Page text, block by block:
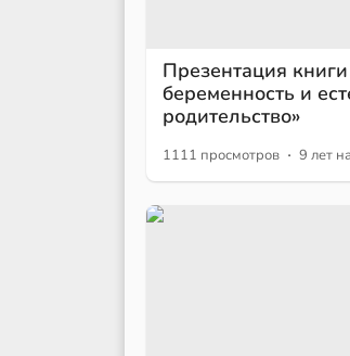
Презентация
беременность и
родительство»
1111 просмотров · 9 лет